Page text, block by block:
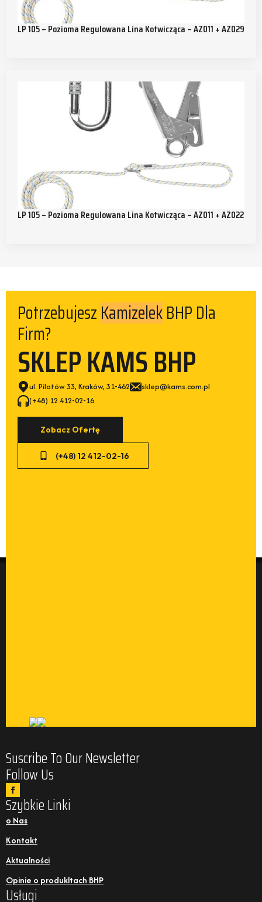
LP 105 – Pozioma Regulowana Lina Kotwicząca – AZ011 + AZ029
LP 105 – Pozioma Regulowana Lina Kotwicząca – AZ011 + AZ022
PotrzebujeszKamizelekBHP Dla
Firm?
SKLEP KAMS BHP
ul. Pilotów 33, Kraków, 31-462
sklep@kams.com.pl
(+48) 12 412-02-16
Zobacz Ofertę
(+48) 12 412-02-16
Suscribe To Our Newsletter
Follow Us
Szybkie Linki
o Nas
Kontakt
Aktualności
Opinie o produkltach BHP
Usługi